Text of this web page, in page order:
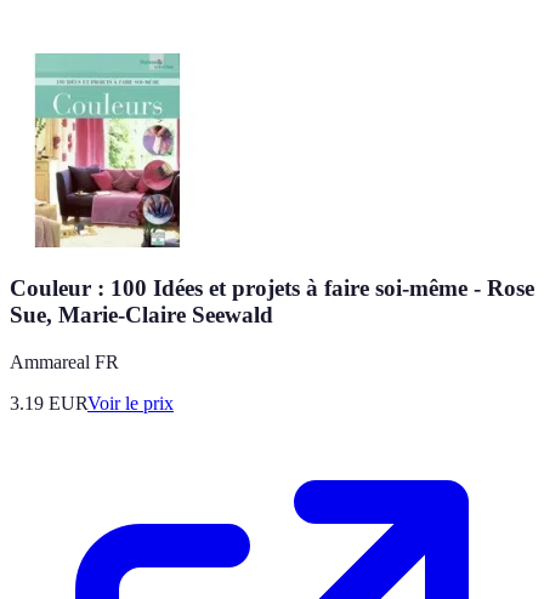
Couleur : 100 Idées et projets à faire soi-même - Rose
Sue, Marie-Claire Seewald
Ammareal FR
3.19 EURVoir le prix